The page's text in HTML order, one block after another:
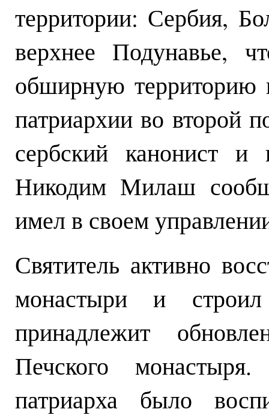
территории: Сербия,
верхнее Подунавье,
обширную территорию
патриархии во второй
сербский канонист и
Никодим Милаш
имел в своем
Святитель активно
монастыри и
принадлежит
Печского
патриарха было